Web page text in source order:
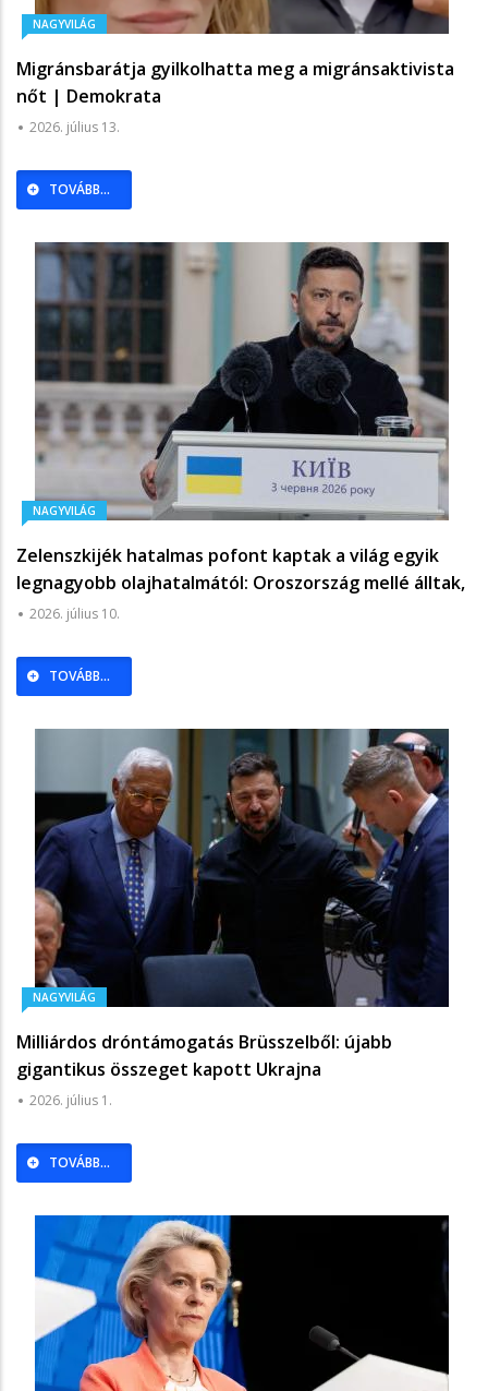
NAGYVILÁG
Migránsbarátja gyilkolhatta meg a migránsaktivista
nőt | Demokrata
2026. július 13.
TOVÁBB...
NAGYVILÁG
Zelenszkijék hatalmas pofont kaptak a világ egyik
legnagyobb olajhatalmától: Oroszország mellé álltak,
Ukrajna elveszítette a Gazprom-pert - Világgazdaság
2026. július 10.
TOVÁBB...
NAGYVILÁG
Milliárdos dróntámogatás Brüsszelből: újabb
gigantikus összeget kapott Ukrajna
2026. július 1.
TOVÁBB...